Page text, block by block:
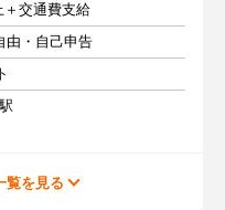
＋交通費支給
由・自己申告
覧を見る